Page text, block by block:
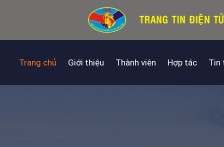
Trang chủ Giới thiệu Thành viên Hợp tác Tin